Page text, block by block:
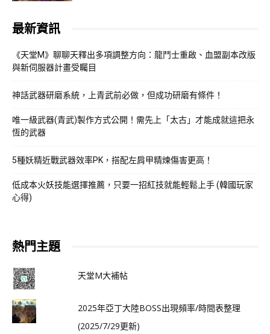
最新資訊
《天堂M》聊聊天釋出多項調整方向：龍鬥士重啟、血盟副本改版
與新伺服器計畫受矚目
神話武器研磨系統，上青武前必做，但成功研磨有條件！
唯一級武器(青武)製作方式公開！需先上「太古」才能成就這把永
恆的武器
5種妖精近戰武器效率PK，搭配左肩甲精煉傷害更高！
低成本火妖技能選擇推薦，只要一招紅技就能輕鬆上手 (韓國玩家
心得)
熱門主題
天堂M大補帖
2025年亞丁大陸BOSS出現頻率/時間表整理
(2025/7/29更新)